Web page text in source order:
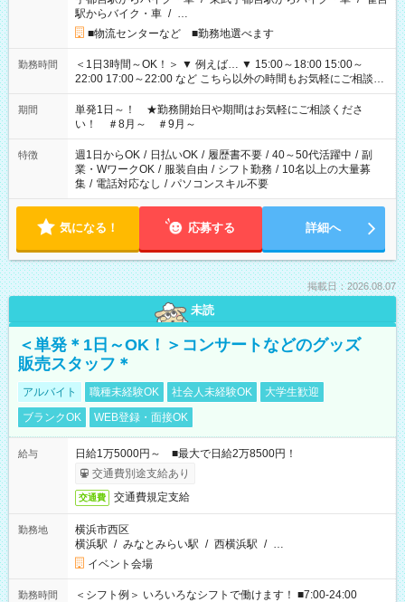
駅からバイク・車 / …
■物流センターなど ■勤務地選べます
勤務時間
＜1日3時間～OK！＞ ▼ 例えば… ▼ 15:00～18:00 15:00～
22:00 17:00～22:00 など こちら以外の時間もお気軽にご相談く
ださい！
期間
単発1日～！ ★勤務開始日や期間はお気軽にご相談くださ
い！ ＃8月～ ＃9月～
特徴 週1日からOK / 日払いOK / 履歴書不要 / 40～50代活躍中 / 副
業・WワークOK / 服装自由 / シフト勤務 / 10名以上の大量募
集 / 電話対応なし / パソコンスキル不要
気になる！ 応募する 詳細へ
掲載日：2026.08.07
未読
＜単発＊1日～OK！＞コンサートなどのグッズ
販売スタッフ＊
アルバイト 職種未経験OK 社会人未経験OK
大学生歓迎
ブランクOK
WEB登録・面接OK
給与
日給1万5000円～ ■最大で日給2万8500円！
交通費別途支給あり
交通費 交通費規定支給
勤務地
横浜市西区
横浜駅 / みなとみらい駅 / 西横浜駅 / …
イベント会場
勤務時間
＜シフト例＞ いろいろなシフトで働けます！ ■7:00-24:00